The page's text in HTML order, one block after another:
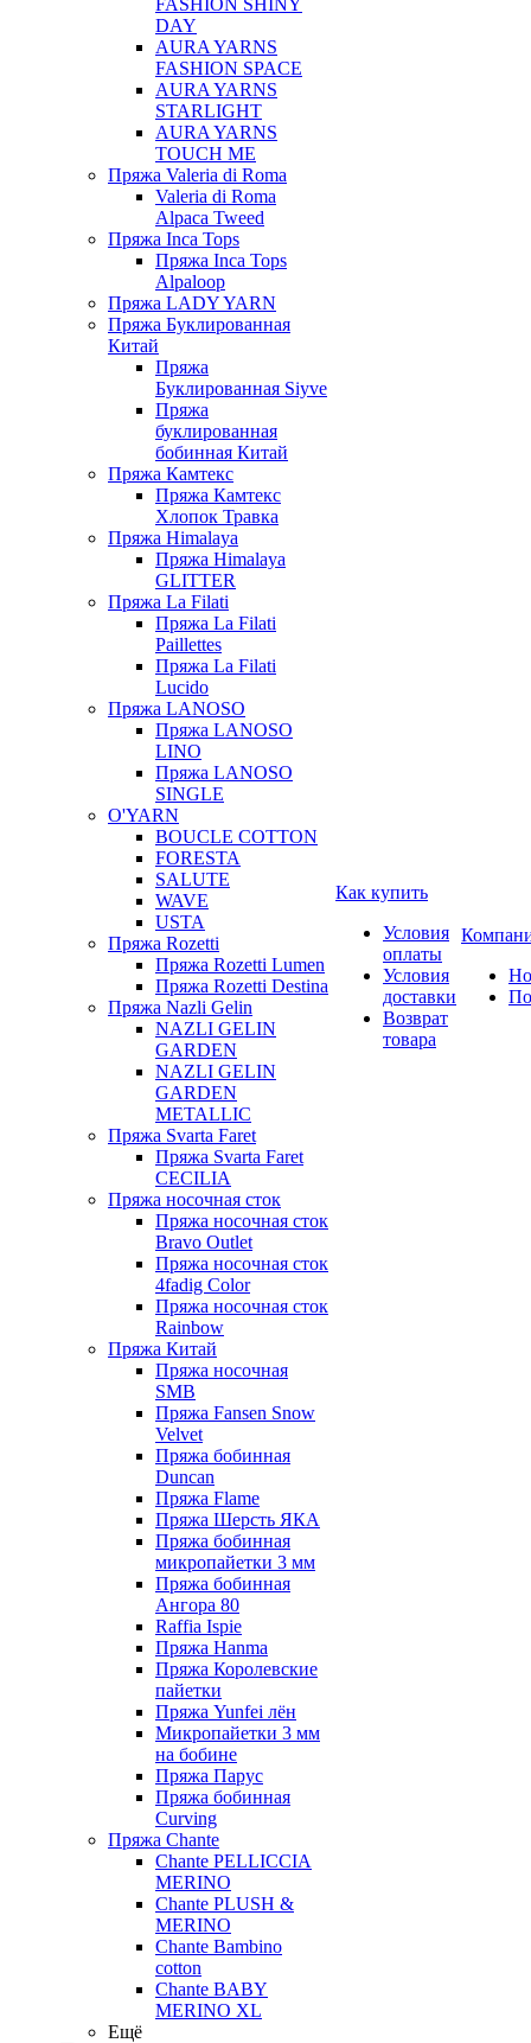
FASHION SHINY
DAY
AURA YARNS
FASHION SPACE
AURA YARNS
STARLIGHT
AURA YARNS
TOUCH ME
Пряжа Valeria di Roma
Valeria di Roma
Alpaca Tweed
Пряжа Inca Tops
Пряжа Inca Tops
Alpaloop
Пряжа LADY YARN
Пряжа Буклированная
Китай
Пряжа
Буклированная Siyve
Пряжа
буклированная
бобинная Китай
Пряжа Камтекс
Пряжа Камтекс
Хлопок Травка
Пряжа Himalaya
Пряжа Himalaya
GLITTER
Пряжа La Filati
Пряжа La Filati
Paillettes
Пряжа La Filati
Lucido
Пряжа LANOSO
Пряжа LANOSO
LINO
Пряжа LANOSO
SINGLE
O'YARN
BOUCLE COTTON
FORESTA
SALUTE
WAVE
USTA
Пряжа Rozetti
Пряжа Rozetti Lumen
Пряжа Rozetti Destina
Пряжа Nazli Gelin
NAZLI GELIN
GARDEN
NAZLI GELIN
GARDEN
METALLIC
Пряжа Svarta Faret
Пряжа Svarta Faret
CECILIA
Пряжа носочная сток
Пряжа носочная сток
Bravo Outlet
Пряжа носочная сток
4fadig Color
Пряжа носочная сток
Rainbow
Пряжа Китай
Пряжа носочная
SMB
Пряжа Fansen Snow
Velvet
Пряжа бобинная
Duncan
Пряжа Flame
Пряжа Шерсть ЯКА
Пряжа бобинная
микропайетки 3 мм
Пряжа бобинная
Ангора 80
Raffia Ispie
Пряжа Hanma
Пряжа Королевские
пайетки
Пряжа Yunfei лён
Микропайетки 3 мм
на бобине
Пряжа Парус
Пряжа бобинная
Curving
Пряжа Chante
Chante PELLICCIA
MERINO
Chante PLUSH &
MERINO
Chante Bambino
cotton
Chante BABY
MERINO XL
Ещё
Как купить
Условия
оплаты
Условия
доставки
Возврат
товара